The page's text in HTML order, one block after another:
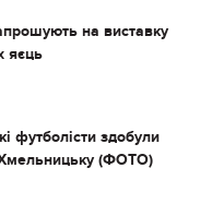
на виставку
яєць
футболісти здобули
(ФОТО)